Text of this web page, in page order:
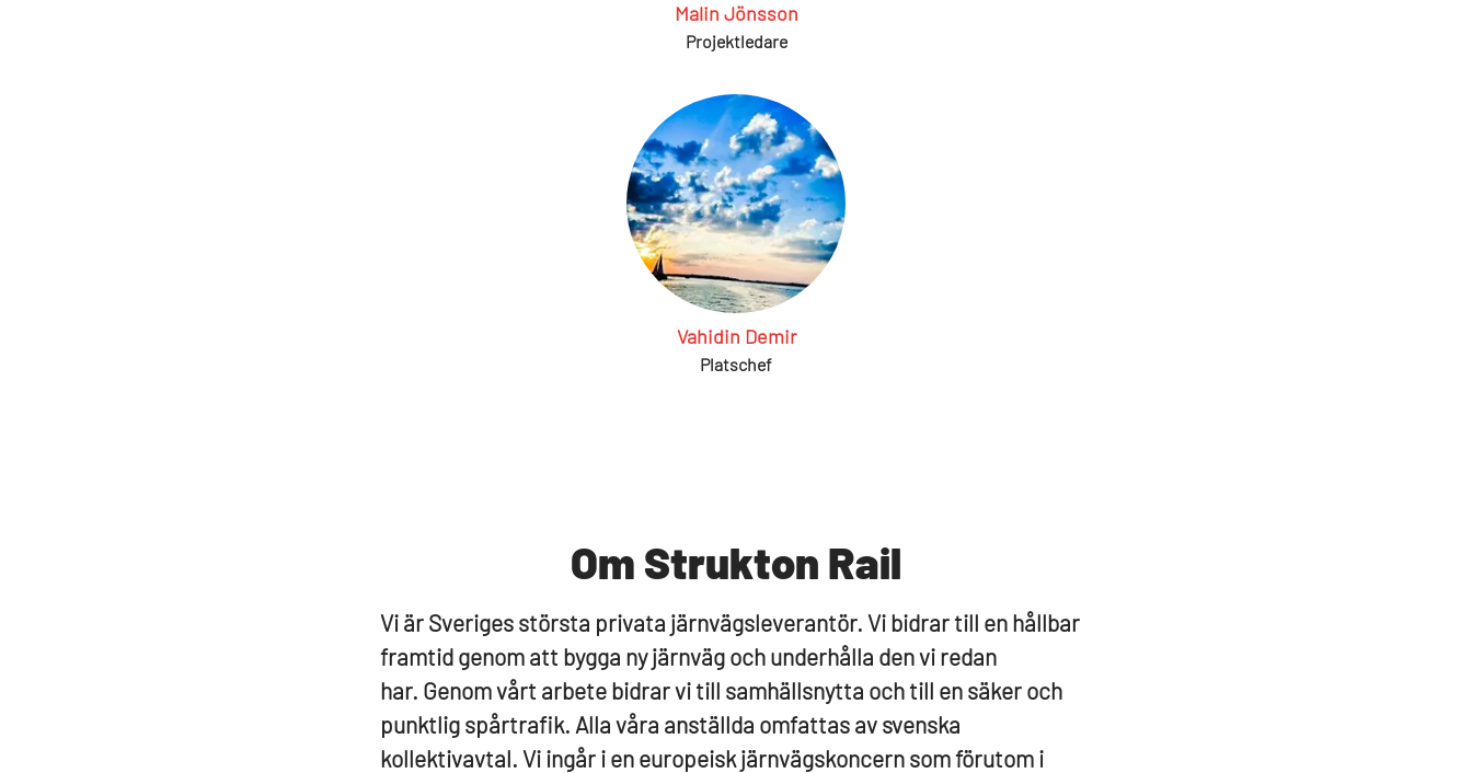
Malin Jönsson
Projektledare
Vahidin Demir
Platschef
Om Strukton Rail
Vi är Sveriges största privata järnvägsleverantör. Vi bidrar till en hållbar
framtid genom att bygga ny järnväg och underhålla den vi redan
har. Genom vårt arbete bidrar vi till samhällsnytta och till en säker och
punktlig spårtrafik. Alla våra anställda omfattas av svenska
kollektivavtal. Vi ingår i en europeisk järnvägskoncern som förutom i